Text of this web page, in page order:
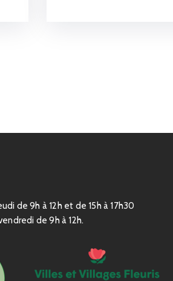
de 9h à 12h et de 15h à 17h30
de 9h à 12h.